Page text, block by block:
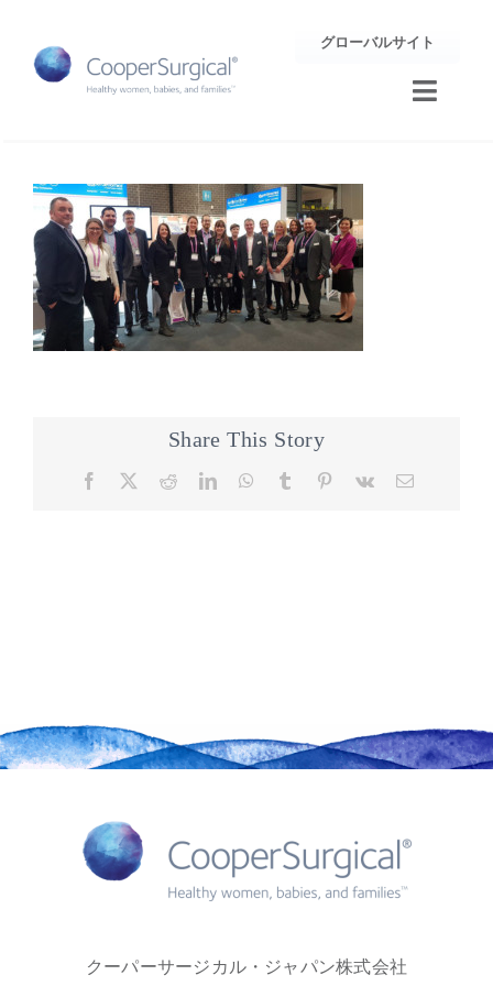
content
グローバルサイト
Toggle
サポート
企業情報
お問合せ
Share This Story
Facebook RedditLinkedInWhatsApp
Tumblr Pinterest
Vk Email
クーパーサージカル・ジャパン株式会社